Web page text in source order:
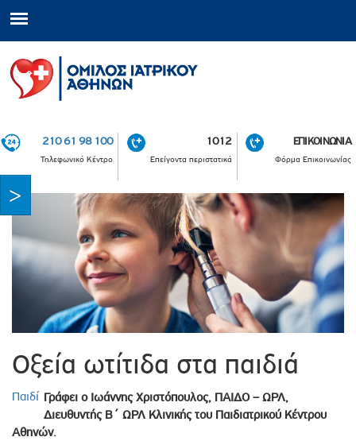
210 61 98 100
Τηλεφωνικό Κέντρο
1012
Επείγοντα περιστατικά
ΕΠΙΚΟΙΝΩΝΙΑ
Φόρμα Επικοινωνίας
Οξεία ωτίτιδα στα παιδιά
Παιδί Γράφει ο Ιωάννης Χριστόπουλος, ΠΑΙΔΟ – ΩΡΛ,
Διευθυντής Β΄ ΩΡΛ Κλινικής του Παιδιατρικού Κέντρου
Αθηνών.